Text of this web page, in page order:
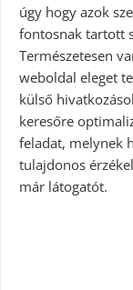
úgy hogy azok
fontosnak tartott
Természetesen
weboldal eleget
külső
keresőre
feladat, melynek
tulajdonos
már látogatót.